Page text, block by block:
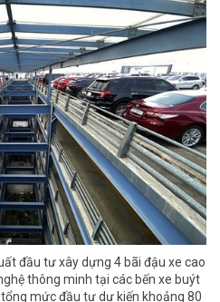
đầu tư xây dựng 4 bãi đậu xe cao
thông minh tại các bến xe buýt
mức đầu tư dự kiến khoảng 80